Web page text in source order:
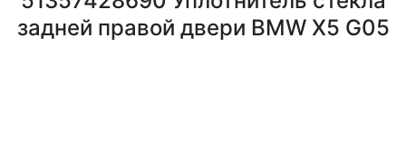
задней правой двери BMW X5 G05